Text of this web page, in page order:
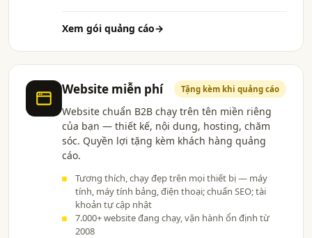
Xem gói quảng cáo→
Website miễn phí Tặng kèm khi quảng cáo
Website chuẩn B2B chạy trên tên miền riêng
của bạn — thiết kế, nội dung, hosting, chăm
sóc. Quyền lợi tặng kèm khách hàng quảng
cáo.
Tương thích, chạy đẹp trên mọi thiết bị — máy
tính, máy tính bảng, điện thoại; chuẩn SEO; tài
khoản tự cập nhật
7.000+ website đang chạy, vận hành ổn định từ
2008